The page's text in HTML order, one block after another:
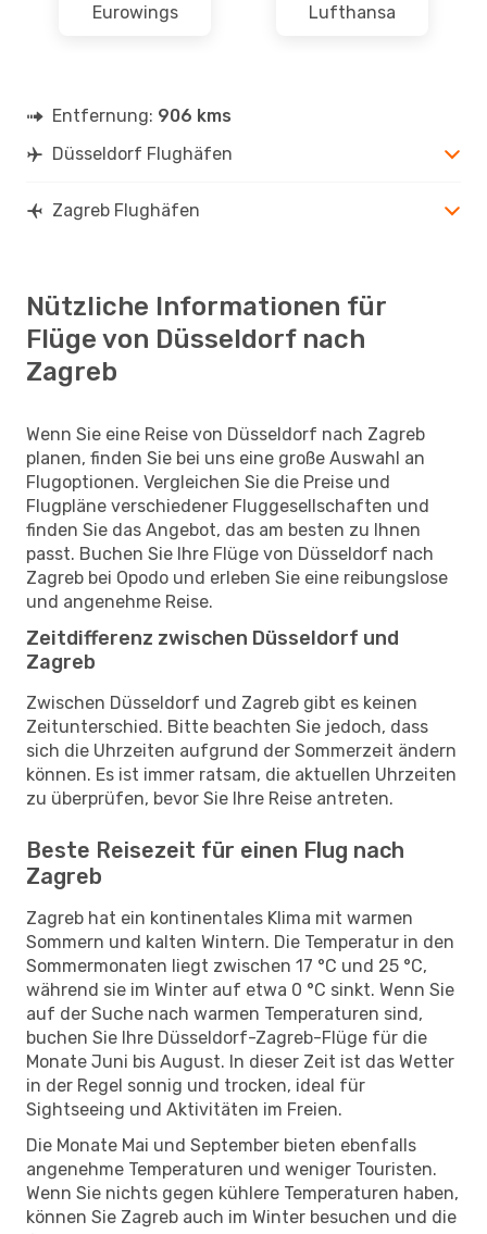
Eurowings Lufthansa
Entfernung: 906 kms
Düsseldorf Flughäfen
Zagreb Flughäfen
Nützliche Informationen für
Flüge von Düsseldorf nach
Zagreb
Wenn Sie eine Reise von Düsseldorf nach Zagreb
planen, finden Sie bei uns eine große Auswahl an
Flugoptionen. Vergleichen Sie die Preise und
Flugpläne verschiedener Fluggesellschaften und
finden Sie das Angebot, das am besten zu Ihnen
passt. Buchen Sie Ihre Flüge von Düsseldorf nach
Zagreb bei Opodo und erleben Sie eine reibungslose
und angenehme Reise.
Zeitdifferenz zwischen Düsseldorf und
Zagreb
Zwischen Düsseldorf und Zagreb gibt es keinen
Zeitunterschied. Bitte beachten Sie jedoch, dass
sich die Uhrzeiten aufgrund der Sommerzeit ändern
können. Es ist immer ratsam, die aktuellen Uhrzeiten
zu überprüfen, bevor Sie Ihre Reise antreten.
Beste Reisezeit für einen Flug nach
Zagreb
Zagreb hat ein kontinentales Klima mit warmen
Sommern und kalten Wintern. Die Temperatur in den
Sommermonaten liegt zwischen 17 °C und 25 °C,
während sie im Winter auf etwa 0 °C sinkt. Wenn Sie
auf der Suche nach warmen Temperaturen sind,
buchen Sie Ihre Düsseldorf-Zagreb-Flüge für die
Monate Juni bis August. In dieser Zeit ist das Wetter
in der Regel sonnig und trocken, ideal für
Sightseeing und Aktivitäten im Freien.
Die Monate Mai und September bieten ebenfalls
angenehme Temperaturen und weniger Touristen.
Wenn Sie nichts gegen kühlere Temperaturen haben,
können Sie Zagreb auch im Winter besuchen und die